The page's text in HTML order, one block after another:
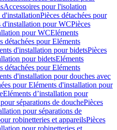
Accessoires pour l'isolation
d'installationPièces détachées pour
d'installation pour WCPièces
pour WCEléments
détachées pour Eléments
d'installation pour bidetsPièces
pour bidetsEléments
détachées pour Eléments
d'installation pour douches avec
pour Eléments d'installation pour
Eléments d’installation pour
séparations de douchePièces
pour séparations de
robinetteries et appareilsPièces
pour robinetteries et